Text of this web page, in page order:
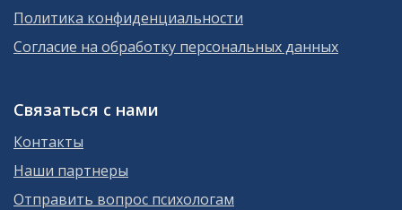
Политика конфиденциальности
Согласие на обработку персональных данных
Связаться с нами
Контакты
Наши партнеры
Отправить вопрос психологам